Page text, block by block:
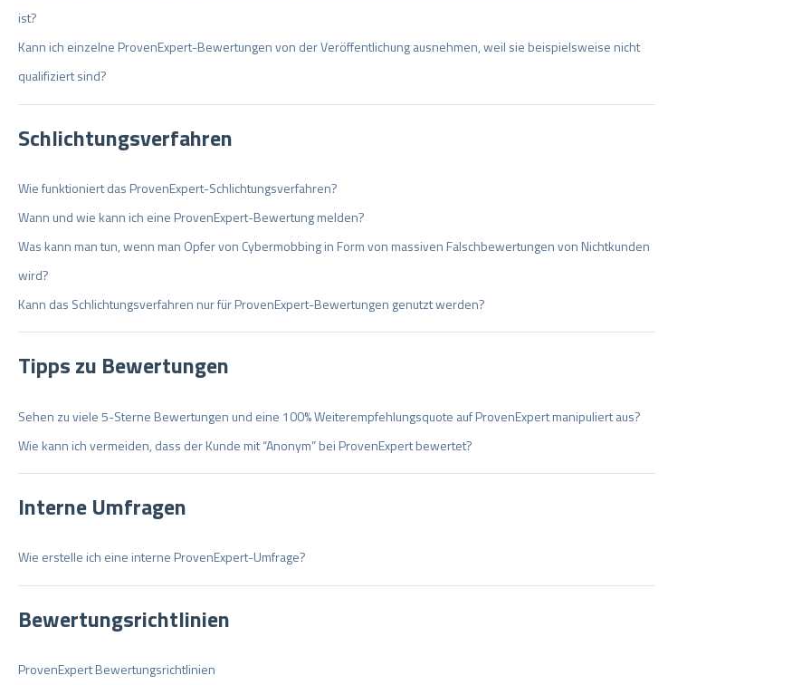
ist?
Kann ich einzelne ProvenExpert-Bewertungen von der Veröffentlichung ausnehmen, weil sie beispielsweise nicht
qualifiziert sind?
Schlichtungsverfahren
Wie funktioniert das ProvenExpert-Schlichtungsverfahren?
Wann und wie kann ich eine ProvenExpert-Bewertung melden?
Was kann man tun, wenn man Opfer von Cybermobbing in Form von massiven Falschbewertungen von Nichtkunden
wird?
Kann das Schlichtungsverfahren nur für ProvenExpert-Bewertungen genutzt werden?
Tipps zu Bewertungen
Sehen zu viele 5-Sterne Bewertungen und eine 100% Weiterempfehlungsquote auf ProvenExpert manipuliert aus?
Wie kann ich vermeiden, dass der Kunde mit “Anonym” bei ProvenExpert bewertet?
Interne Umfragen
Wie erstelle ich eine interne ProvenExpert-Umfrage?
Bewertungsrichtlinien
ProvenExpert Bewertungsrichtlinien